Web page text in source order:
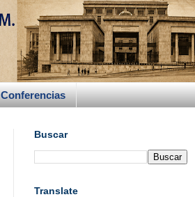
Conferencias
Buscar
Translate